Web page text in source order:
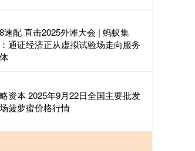
速配 直击2025外滩大会 | 蚂蚁集
通证经济正从虚拟试验场走向服务
资本 2025年9月22日全国主要批发
菠萝蜜价格行情